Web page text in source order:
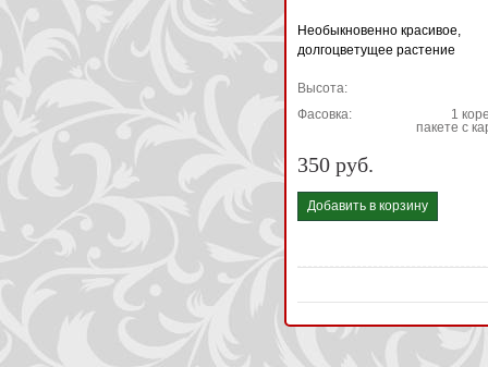
Необыкновенно красивое,
долгоцветущее растение
Высота:
Фасовка:
1
пакете с
350 руб.
Добавить в корзину